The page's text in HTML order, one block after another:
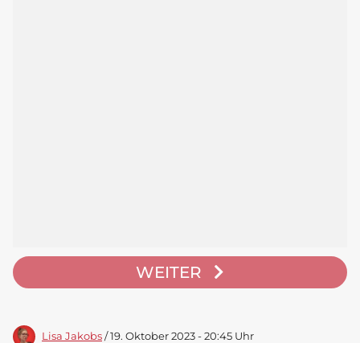
WEITER
Lisa Jakobs / 19. Oktober 2023 - 20:45 Uhr